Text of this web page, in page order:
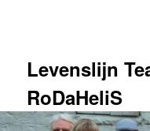
inhoudLevenslijn
RoDaHeliS